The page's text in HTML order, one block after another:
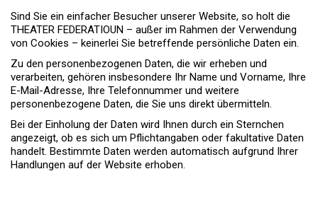
Sind Sie ein einfacher Besucher unserer Website, so holt die
THEATER FEDERATIOUN – außer im Rahmen der Verwendung
von Cookies – keinerlei Sie betreffende persönliche Daten ein.
Zu den personenbezogenen Daten, die wir erheben und
verarbeiten, gehören insbesondere Ihr Name und Vorname, Ihre
E-Mail-Adresse, Ihre Telefonnummer und weitere
personenbezogene Daten, die Sie uns direkt übermitteln.
Bei der Einholung der Daten wird Ihnen durch ein Sternchen
angezeigt, ob es sich um Pflichtangaben oder fakultative Daten
handelt. Bestimmte Daten werden automatisch aufgrund Ihrer
Handlungen auf der Website erhoben.